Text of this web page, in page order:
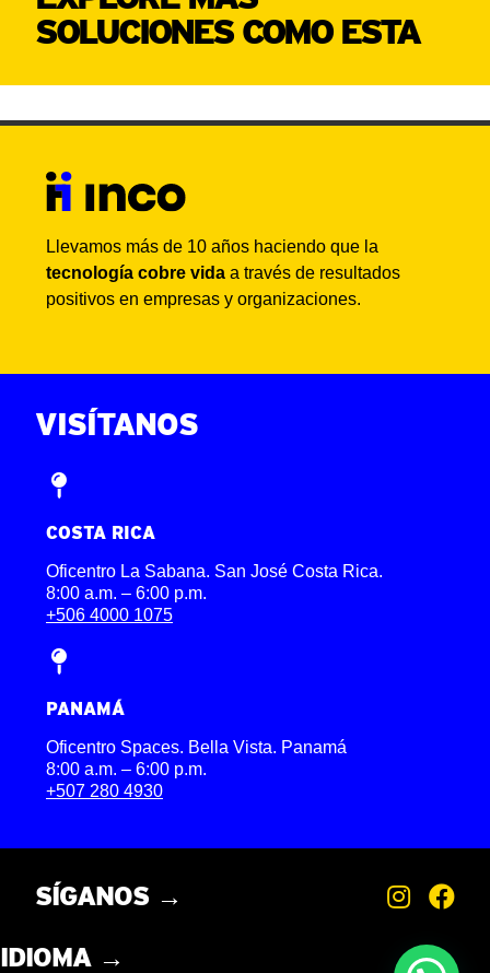
SOLUCIONES COMO ESTA
Llevamos más de 10 años haciendo que la
tecnología cobre vida a través de resultados
positivos en empresas y organizaciones.
VISÍTANOS
COSTA RICA
Oficentro La Sabana. San José Costa Rica.
8:00 a.m. – 6:00 p.m.
+506 4000 1075
PANAMÁ
Oficentro Spaces. Bella Vista. Panamá
8:00 a.m. – 6:00 p.m.
+507 280 4930
SÍGANOS →
IDIOMA →